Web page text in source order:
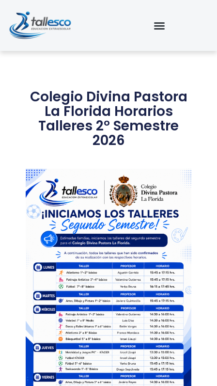
contenido
Colegio Divina Pastora
La Florida Horarios
Talleres 2° Semestre
2026